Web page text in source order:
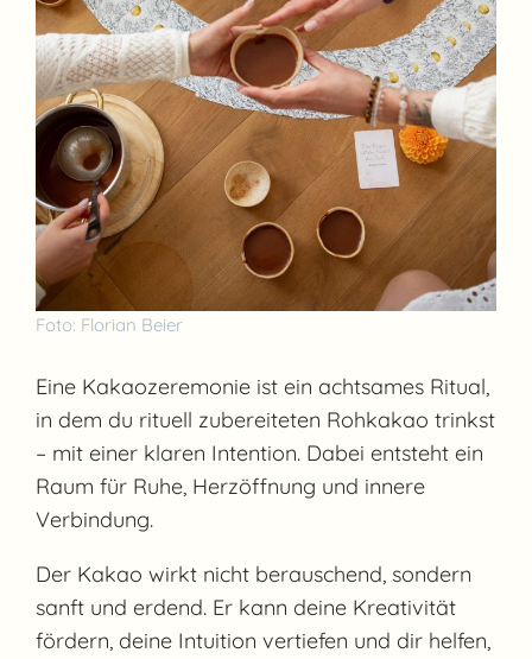
Foto: Florian Beier
Eine Kakaozeremonie ist ein achtsames Ritual,
in dem du rituell zubereiteten Rohkakao trinkst
– mit einer klaren Intention. Dabei entsteht ein
Raum für Ruhe, Herzöffnung und innere
Verbindung.
Der Kakao wirkt nicht berauschend, sondern
sanft und erdend. Er kann deine Kreativität
fördern, deine Intuition vertiefen und dir helfen,